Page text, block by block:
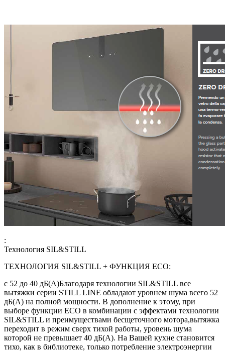
:
Технология SIL&STILL
ТЕХНОЛОГИЯ SIL&STILL + ФУНКЦИЯ ЕСО:
с 52 до 40 дБ(А)Благодаря технологии SIL&STILL все
вытяжки серии STILL LINE обладают уровнем шума всего 52
дБ(А) на полной мощности. В дополнение к этому, при
выборе функции ЕСО в комбинации с эффектами технологии
SIL&STILL и преимуществами бесщеточного мотора,вытяжка
переходит в режим сверх тихой работы, уровень шума
которой не превышает 40 дБ(А). На Вашей кухне становится
тихо, как в библиотеке, только потребление электроэнергии